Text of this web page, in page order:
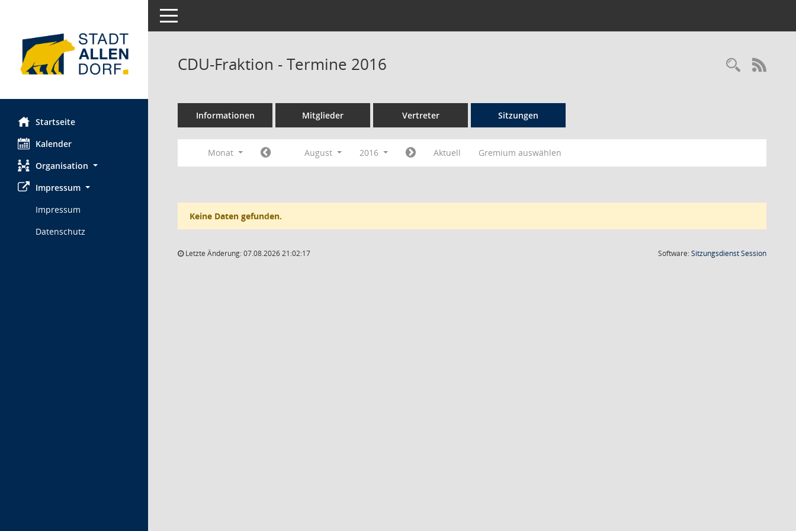
Startseite
Kalender
Organisation
Impressum
Impressum
Datenschutz
Toggle navigation
CDU-Fraktion - Termine 2016
Informationen Mitglieder Vertreter Sitzungen
Monat August 2016 Aktuell Gremium auswählen
Keine Daten gefunden.
Letzte Änderung: 07.08.2026 21:02:17 Software:SitzungsdienstSession(Wird in